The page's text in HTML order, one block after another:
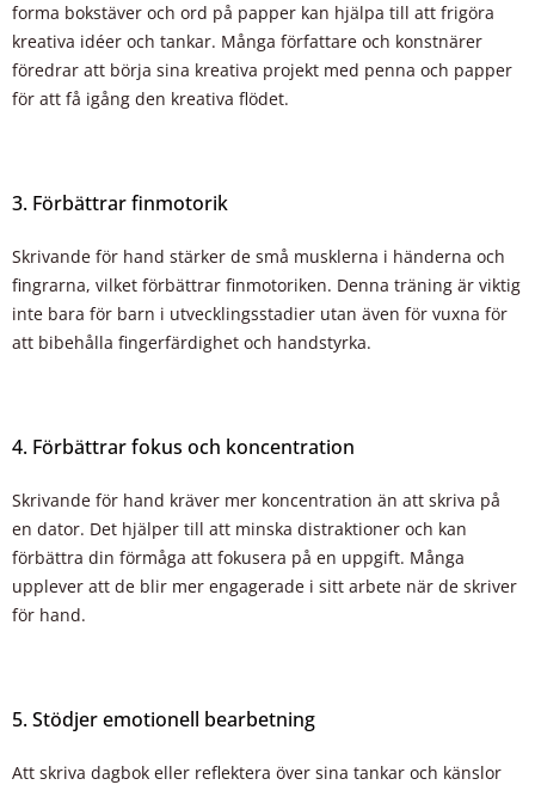
forma bokstäver och ord på papper kan hjälpa till att frigöra
kreativa idéer och tankar. Många författare och konstnärer
föredrar att börja sina kreativa projekt med penna och papper
för att få igång den kreativa flödet.
3. Förbättrar finmotorik
Skrivande för hand stärker de små musklerna i händerna och
fingrarna, vilket förbättrar finmotoriken. Denna träning är viktig
inte bara för barn i utvecklingsstadier utan även för vuxna för
att bibehålla fingerfärdighet och handstyrka.
4. Förbättrar fokus och koncentration
Skrivande för hand kräver mer koncentration än att skriva på
en dator. Det hjälper till att minska distraktioner och kan
förbättra din förmåga att fokusera på en uppgift. Många
upplever att de blir mer engagerade i sitt arbete när de skriver
för hand.
5. Stödjer emotionell bearbetning
Att skriva dagbok eller reflektera över sina tankar och känslor